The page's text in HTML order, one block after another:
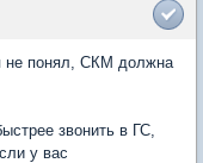
не понял, СКМ должна
звонить в ГС,
у вас